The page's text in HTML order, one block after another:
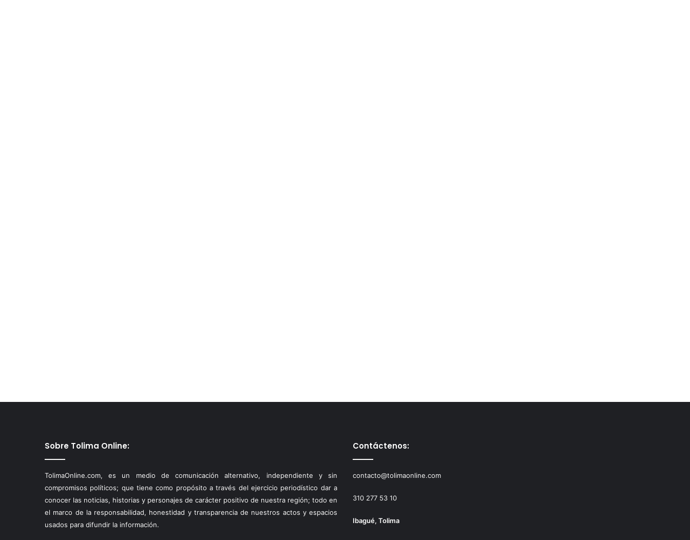
Sobre Tolima Online:
TolimaOnline.com, es un medio de comunicación alternativo, independiente y sin
compromisos políticos; que tiene como propósito a través del ejercicio periodístico dar a
conocer las noticias, historias y personajes de carácter positivo de nuestra región; todo en
el marco de la responsabilidad, honestidad y transparencia de nuestros actos y espacios
usados para difundir la información.
Contáctenos:
contacto@tolimaonline.com
310 277 53 10
Ibagué, Tolima